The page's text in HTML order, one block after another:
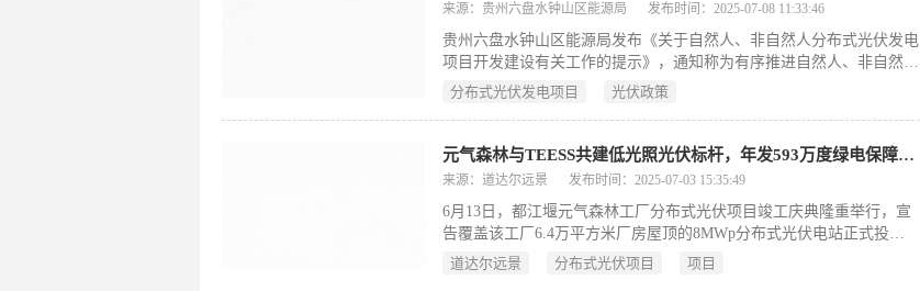
来源：贵州六盘水钟山区能源局 发布时间：2025-07-08 11:33:46
贵州六盘水钟山区能源局发布《关于自然人、非自然人分布式光伏发电
项目开发建设有关工作的提示》，通知称为有序推进自然人、非自然人
户用分布式光伏开发建设，维护项目施工、安装、屋顶租赁等环节涉及
分布式光伏发电项目 光伏政策
元气森林与TEESS共建低光照光伏标杆，年发593万度绿电保障产能
来源：道达尔远景 发布时间：2025-07-03 15:35:49
6月13日，都江堰元气森林工厂分布式光伏项目竣工庆典隆重举行，宣
告覆盖该工厂6.4万平方米厂房屋顶的8MWp分布式光伏电站正式投入
使用。该项目由 TEESS 提供开发、设计、建设及运营全周期服务，由
道达尔远景 分布式光伏项目 项目